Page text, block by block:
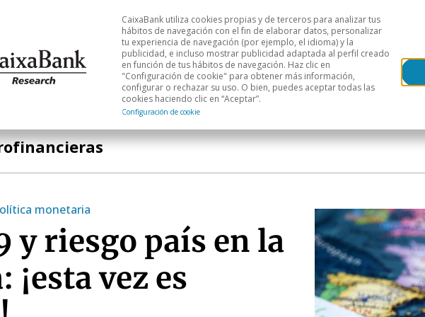
Economía y mercados Análisis sectorial Áreas geográficas
CaixaBank utiliza cookies propias y de terceros para analizar tus
hábitos de navegación con el fin de elaborar datos, personalizar
tu experiencia de navegación (por ejemplo, el idioma) y la
publicidad, e incluso mostrar publicidad adaptada al perfil creado
en función de tus hábitos de navegación. Haz clic en
"Configuración de cookie" para obtener más información,
configurar o rechazar su uso. O bien, puedes aceptar todas las
cookies haciendo clic en “Aceptar”.
Configuración de cookie
monetaria
y riesgo país en la
¡esta vez es